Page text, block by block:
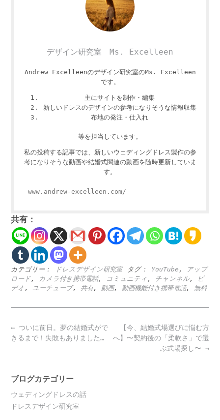
デザイン研究室 Ms. Excelleen
Andrew Excelleenのデザイン研究室のMs. Excelleen
です。
主にサイトを制作・編集
新しいドレスのデザインの参考になりそうな情報収集
布地の発注・仕入れ
等を担当しています。
私の投稿する記事では、新しいウェディングドレス製作の参
考になりそうな動画や結婚式関連の動画を随時更新していま
す。
www.andrew-excelleen.com/
共有：
カテゴリー： ドレスデザイン研究室 タグ： YouTube ,
アップ
ロード, カメラ付き携帯電話, コミュニティ , チャンネル,
ビ
デオ, ユーチューブ, 共有, 動画, 動画機能付き携帯電話, 無料
Post
navigation
【今、結婚式場選びに悩む方
へ】〜契約後の「柔軟さ」で選
ぶ式場探し〜 →
← ついに前日。夢の結婚式がで
きるまで！失敗もありました…
ブログカテゴリー
ウェディングドレスの話
ドレスデザイン研究室